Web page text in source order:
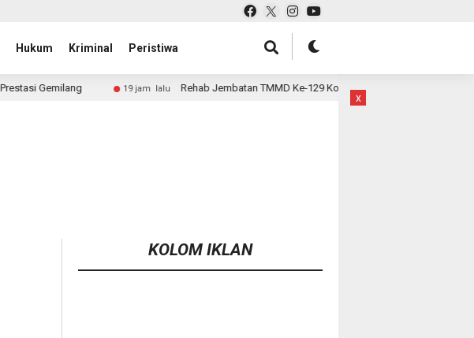
Hukum Kriminal Peristiwa
19 jam lalu Rehab Jembatan TMMD Ke-129 Kodim 1807/Sorsel Hampir Rampung, Perkuat Akses
KOLOM IKLAN
x